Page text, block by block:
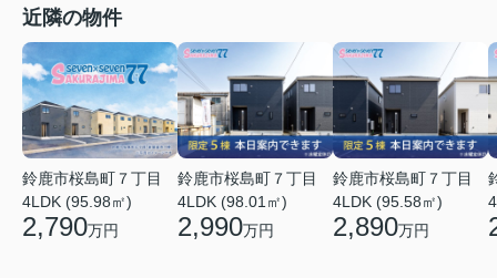
近隣の物件
鈴鹿市桜島町７丁目
4LDK (95.98㎡)
2,790万円
鈴鹿市桜島町７丁目
4LDK (98.01㎡)
2,990万円
鈴鹿市桜島町７丁目
4LDK (95.58㎡)
2,890万円